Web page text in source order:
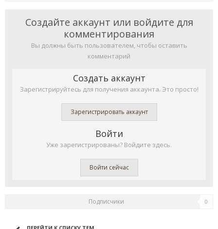
Создайте аккаунт или войдите для
комментирования
Вы должны быть пользователем, чтобы оставить
комментарий
Создать аккаунт
Зарегистрируйтесь для получения аккаунта. Это просто!
Зарегистрировать аккаунт
Войти
Уже зарегистрированы? Войдите здесь.
Войти сейчас
Подписчики 0